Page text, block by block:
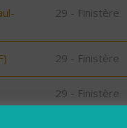
29 - Finistère
29 - Finistère
29 - Finistère